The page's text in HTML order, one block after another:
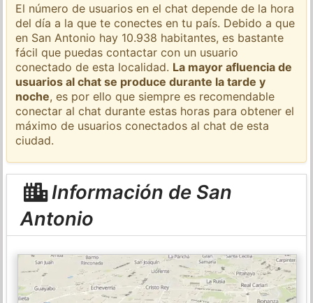
El número de usuarios en el chat depende de la hora
del día a la que te conectes en tu país. Debido a que
en San Antonio hay 10.938 habitantes, es bastante
fácil que puedas contactar con un usuario
conectado de esta localidad. La mayor afluencia de
usuarios al chat se produce durante la tarde y
noche, es por ello que siempre es recomendable
conectar al chat durante estas horas para obtener el
máximo de usuarios conectados al chat de esta
ciudad.
Información de San
Antonio